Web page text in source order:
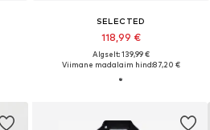
SELECTED
118,99 €
Algselt: 139,99 €
Viimane madalaim hind:87,20 €